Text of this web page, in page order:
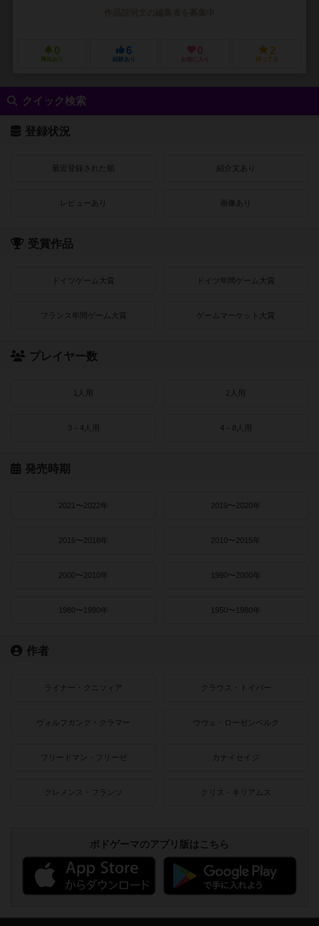
0
興味あり
6
経験あり
0
お気に入り
2
持ってる
クイック検索
登録状況
最近登録された順 紹介文あり
レビューあり 画像あり
受賞作品
ドイツゲーム大賞 ドイツ年間ゲーム大賞
フランス年間ゲーム大賞 ゲームマーケット大賞
プレイヤー数
1人用 2人用
3～4人用 4～8人用
発売時期
2021〜2022年 2019〜2020年
2016〜2018年 2010〜2015年
2000〜2010年 1990〜2000年
1980〜1990年 1950〜1980年
作者
ライナー・クニツィア クラウス・トイバー
ヴォルフガング・クラマー ウヴェ・ローゼンベルク
フリードマン・フリーゼ カナイセイジ
クレメンス・フランツ クリス・キリアムス
ボドゲーマのアプリ版はこちら